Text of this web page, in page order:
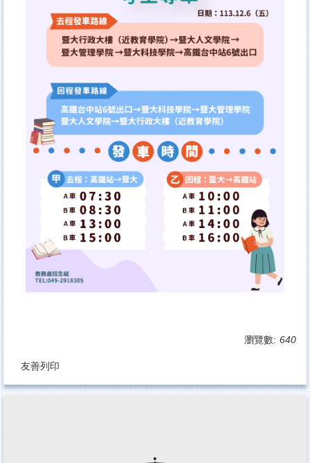
瀏覽數: 640
友善列印